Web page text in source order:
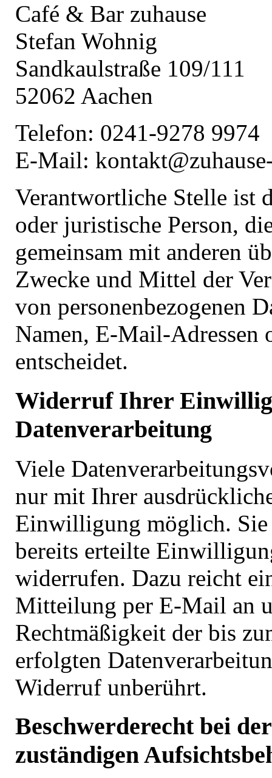
Café & Bar zuhause
Stefan Wohnig
Sandkaulstraße 109/111
52062 Aachen
Telefon: 0241-9278 9974
E-Mail:
Verantwortliche Stelle ist
oder juristische Person,
gemeinsam mit anderen
Zwecke und Mittel der
von personenbezogenen
Namen, E-Mail-Adressen
entscheidet.
Widerruf Ihrer
Datenverarbeitung
Viele
nur mit Ihrer
Einwilligung möglich. Sie
bereits erteilte
widerrufen. Dazu reicht
Mitteilung per E-Mail an
Rechtmäßigkeit der bis
erfolgten
Widerruf unberührt.
Beschwerderecht bei der
zuständigen